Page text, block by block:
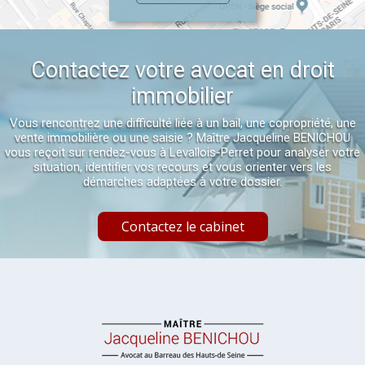
Contactez votre avocat en droit
immobilier
Vous rencontrez une difficulté liée à un bail, une copropriété, une
vente immobilière ou une saisie ? Maître Jacqueline BENICHOU
vous reçoit sur rendez-vous à Levallois-Perret pour analyser votre
situation, identifier vos recours et vous orienter vers les
démarches adaptées à votre dossier.
Contactez le cabinet